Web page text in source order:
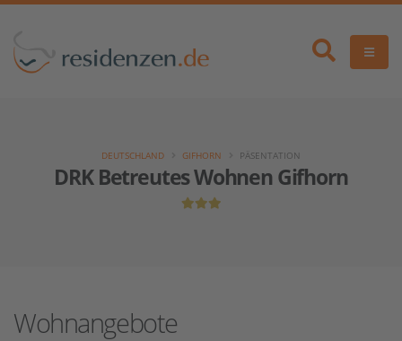
DRK Betreutes Wohnen Gifhorn
DEUTSCHLAND GIFHORN PÄSENTATION
Wohnangebote